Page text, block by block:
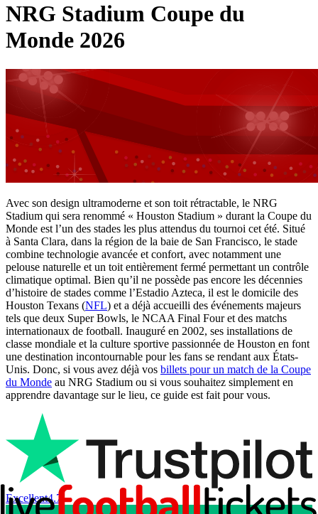
NRG Stadium Coupe du
Monde 2026
Avec son design ultramoderne et son toit rétractable, le NRG
Stadium qui sera renommé « Houston Stadium » durant la Coupe du
Monde est l’un des stades les plus attendus du tournoi cet été. Situé
à Santa Clara, dans la région de la baie de San Francisco, le stade
combine technologie avancée et confort, avec notamment une
pelouse naturelle et un toit entièrement fermé permettant un contrôle
climatique optimal. Bien qu’il ne possède pas encore les décennies
d’histoire de stades comme l’Estadio Azteca, il est le domicile des
Houston Texans (NFL) et a déjà accueilli des événements majeurs
tels que deux Super Bowls, le NCAA Final Four et des matchs
internationaux de football. Inauguré en 2002, ses installations de
classe mondiale et la culture sportive passionnée de Houston en font
une destination incontournable pour les fans se rendant aux États-
Unis. Donc, si vous avez déjà vos billets pour un match de la Coupe
du Monde au NRG Stadium ou si vous souhaitez simplement en
apprendre davantage sur le lieu, ce guide est fait pour vous.
Excellent4.7